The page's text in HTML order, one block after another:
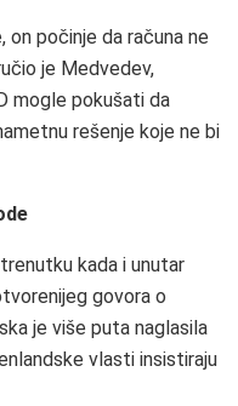
on počinje da računa ne
je Medvedev,
mogle pokušati da
rešenje koje ne bi
kada i unutar
govora o
je više puta naglasila
vlasti insistiraju